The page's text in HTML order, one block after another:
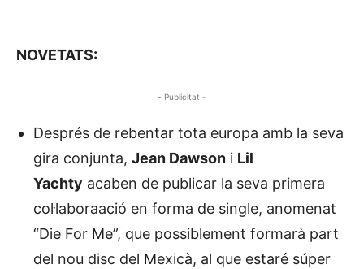
NOVETATS:
- Publicitat -
Després de rebentar tota europa amb la seva
gira conjunta, Jean Dawson i Lil
Yachty acaben de publicar la seva primera
col·laboraació en forma de single, anomenat
“Die For Me”, que possiblement formarà part
del nou disc del Mexicà, al que estaré súper